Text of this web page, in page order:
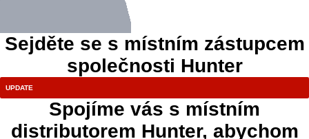
Sejděte se s místním zástupcem
společnosti Hunter
Spojíme vás s místním
distributorem Hunter, abychom